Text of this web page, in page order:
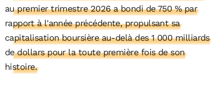
au premier trimestre 2026 a bondi de 750 % par
rapport à l'année précédente, propulsant sa
capitalisation boursière au-delà des 1 000 milliards
de dollars pour la toute première fois de son
histoire.